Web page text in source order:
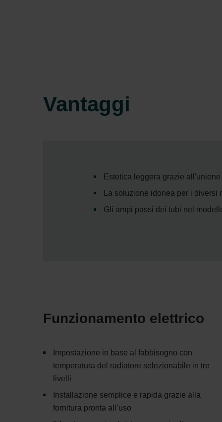
Vantaggi
Estetica leggera grazie
La soluzione idonea per i
Gli ampi passi dei tubi nel
Funzionamento elettrico
Impostazione in base al fabbisogno con
temperatura del radiatore selezionabile in tre
livelli
Installazione semplice e rapida grazie alla
fornitura pronta all’uso